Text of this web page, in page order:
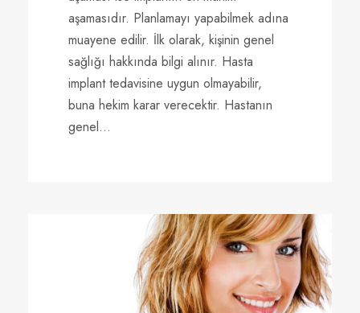
aşamasıdır. Planlamayı yapabilmek adına
muayene edilir. İlk olarak, kişinin genel
sağlığı hakkında bilgi alınır. Hasta
implant tedavisine uygun olmayabilir,
buna hekim karar verecektir. Hastanın
genel...